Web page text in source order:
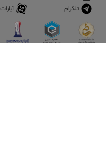
تلگرام
آپارات